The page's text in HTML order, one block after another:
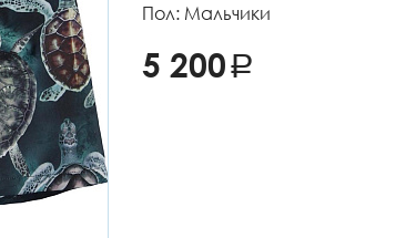
Пол: Мальчики
5 200